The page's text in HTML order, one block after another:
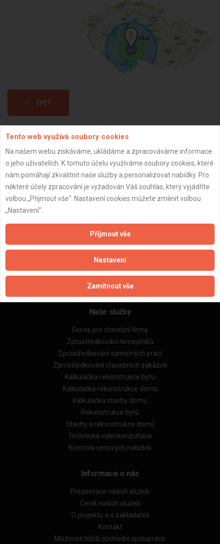
ZPĚT
Aktualizováno z portálu ARES dne 03.12.2025 05:30:02
Důležité informace
Zásady pro používání souborů cookie
Obchodní podmínky (zprostředkování)
Obchodní podmínky (rozpočtování)
Reference
Naše excelové tabulky online
Naše služby
Servis pro stavební firmy
Zprostředkování řemeslníků
Zprostředkování samotných prací
Zprostředkování stavebních zakázek
Kalkulačka rekonstrukce bytu
Kalkulačka rekonstrukce domu
Kalkulačka stavby domu
Rekonstrukce bytů
Stavby a rekonstrukce domů
Technická videokonzultace
Kontrola cenových nabídek
Informace o nás
Prezentace našich služeb
Ceník našich služeb
O projektu a o zakladateli
Kontakt
Možnosti bližší obchodní spolupráce
Tento web využívá soubory cookies
Na našem webu získáváme, ukládáme a zpracováváme informace
o jeho uživatelích. K tomuto účelu využíváme soubory cookies, které
nám pomáhají zkvalitnit naše služby a personalizovat nabídky. Pro
některé účely zpracování je vyžadován Váš souhlas, který vyjádříte
volbou „Přijmout vše“. Nastavení cookies můžete změnit volbou
„Nastavení“.
Přijmout vše
Nastavení
Zamítnout vše